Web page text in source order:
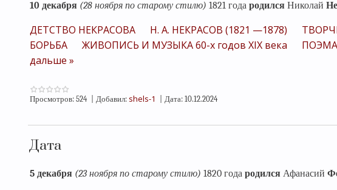
10 декабря (28 ноября по старому стилю) 1821 года родился Николай
ДЕТСТВО НЕКРАСОВА Н. А. НЕКРАСОВ (1821 —1878)
БОРЬБА
ЖИВОПИСЬ И МУЗЫКА 60-х годов XIX века
дальше »
Просмотров: 524 Добавил: shels-1 Дата: 10.12.2024
Дата
5 декабря (23 ноября по старому стилю) 1820 года родился Афанасий